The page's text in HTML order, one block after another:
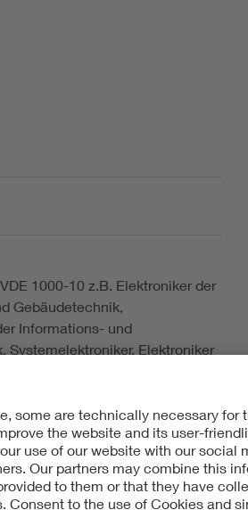
1000-10 z.B. Elektroniker der
Gebäudetechnik,
Informations- und
Systemelektroniker, Elektroniker
Personen mit
Elektrotechnik (Diplom,
Techniker,
Elektrosachverständige
für die vorgesehene Aufgabe
Qualifikation